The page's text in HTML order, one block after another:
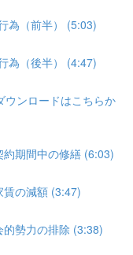
為（前半） (5:03)
為（後半） (4:47)
ンロードはこちらか
期間中の修繕 (6:03)
の減額 (3:47)
勢力の排除 (3:38)